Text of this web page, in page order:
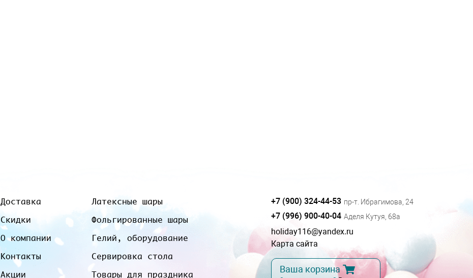
Доставка
Скидки
О компании
Контакты
Акции
Латексные шары
Фольгированные шары
Гелий, оборудование
Сервировка стола
Товары для праздника
+7 (900) 324-44-53 пр-т. Ибрагимова, 24
+7 (996) 900-40-04 Аделя Кутуя, 68а
holiday116@yandex.ru
Карта сайта
Ваша корзина